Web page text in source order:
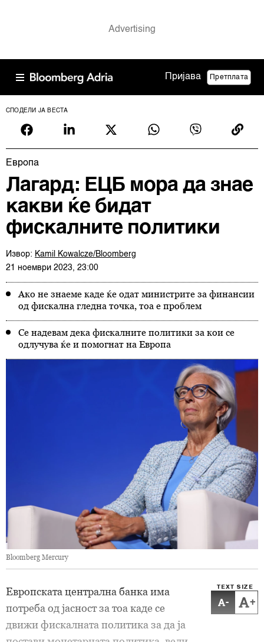
Пријава Претплата
СПОДЕЛИ ЈА ВЕСТА
Европа
Лагард: ЕЦБ мора да знае
какви ќе бидат
фискалните политики
Извор: Kamil Kowalcze/Bloomberg
21 ноември 2023, 23:00
Ако не знаеме каде ќе одат министрите за финансии
од фискална гледна точка, тоа е проблем
Се надевам дека фискалните политики за кои се
одлучува ќе и помогнат на Европа
Bloomberg Mercury
TEXT SIZE
- +
Европската централна банка има
потреба од јасност за тоа каде се
движи фискалната политика за да ја